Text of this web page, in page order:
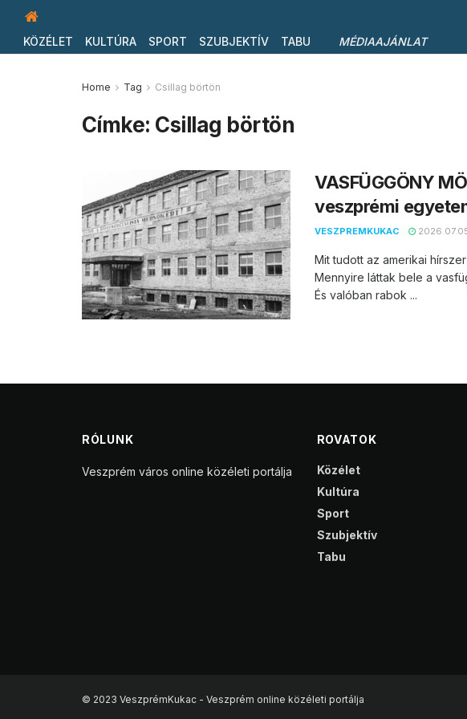
KÖZÉLET KULTÚRA SPORT SZUBJEKTÍV TABU MÉDIAAJÁNLAT
Home Tag Csillag börtön
Címke: Csillag börtön
VASFÜGGÖNY
veszprémi
VESZPREMKUKAC
Mit tudott az amerikai
Mennyire láttak bele a
És valóban rabok ...
RÓLUNK
Veszprém város online közéleti portálja
ROVATOK
Közélet
Kultúra
Sport
Szubjektív
Tabu
© 2023 VeszprémKukac - Veszprém online közéleti portálja